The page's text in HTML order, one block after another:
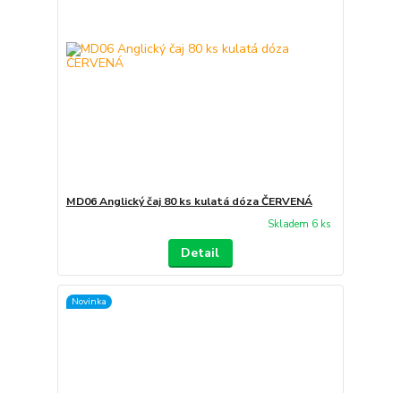
MD06 Anglický čaj 80 ks kulatá dóza ČERVENÁ
Skladem 6 ks
Detail
Novinka